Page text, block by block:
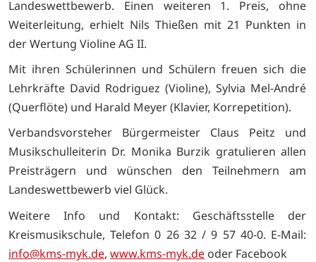
Landeswettbewerb. Einen weiteren 1. Preis, ohne
Weiterleitung, erhielt Nils Thießen mit 21 Punkten in
der Wertung Violine AG II.
Mit ihren Schülerinnen und Schülern freuen sich die
Lehrkräfte David Rodriguez (Violine), Sylvia Mel-André
(Querflöte) und Harald Meyer (Klavier, Korrepetition).
Verbandsvorsteher Bürgermeister Claus Peitz und
Musikschulleiterin Dr. Monika Burzik gratulieren allen
Preisträgern und wünschen den Teilnehmern am
Landeswettbewerb viel Glück.
Weitere Info und Kontakt: Geschäftsstelle der
Kreismusikschule, Telefon 0 26 32 / 9 57 40-0. E-Mail:
info@kms-myk.de, www.kms-myk.de oder Facebook